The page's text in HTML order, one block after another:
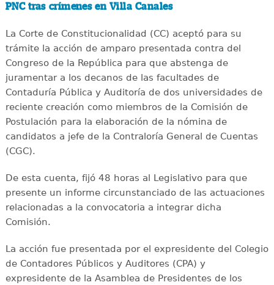
PNC tras crímenes en Villa Canales
La Corte de Constitucionalidad (CC) aceptó para su
trámite la acción de amparo presentada contra del
Congreso de la República para que abstenga de
juramentar a los decanos de las facultades de
Contaduría Pública y Auditoría de dos universidades de
reciente creación como miembros de la Comisión de
Postulación para la elaboración de la nómina de
candidatos a jefe de la Contraloría General de Cuentas
(CGC).
De esta cuenta, fijó 48 horas al Legislativo para que
presente un informe circunstanciado de las actuaciones
relacionadas a la convocatoria a integrar dicha
Comisión.
La acción fue presentada por el expresidente del Colegio
de Contadores Públicos y Auditores (CPA) y
expresidente de la Asamblea de Presidentes de los